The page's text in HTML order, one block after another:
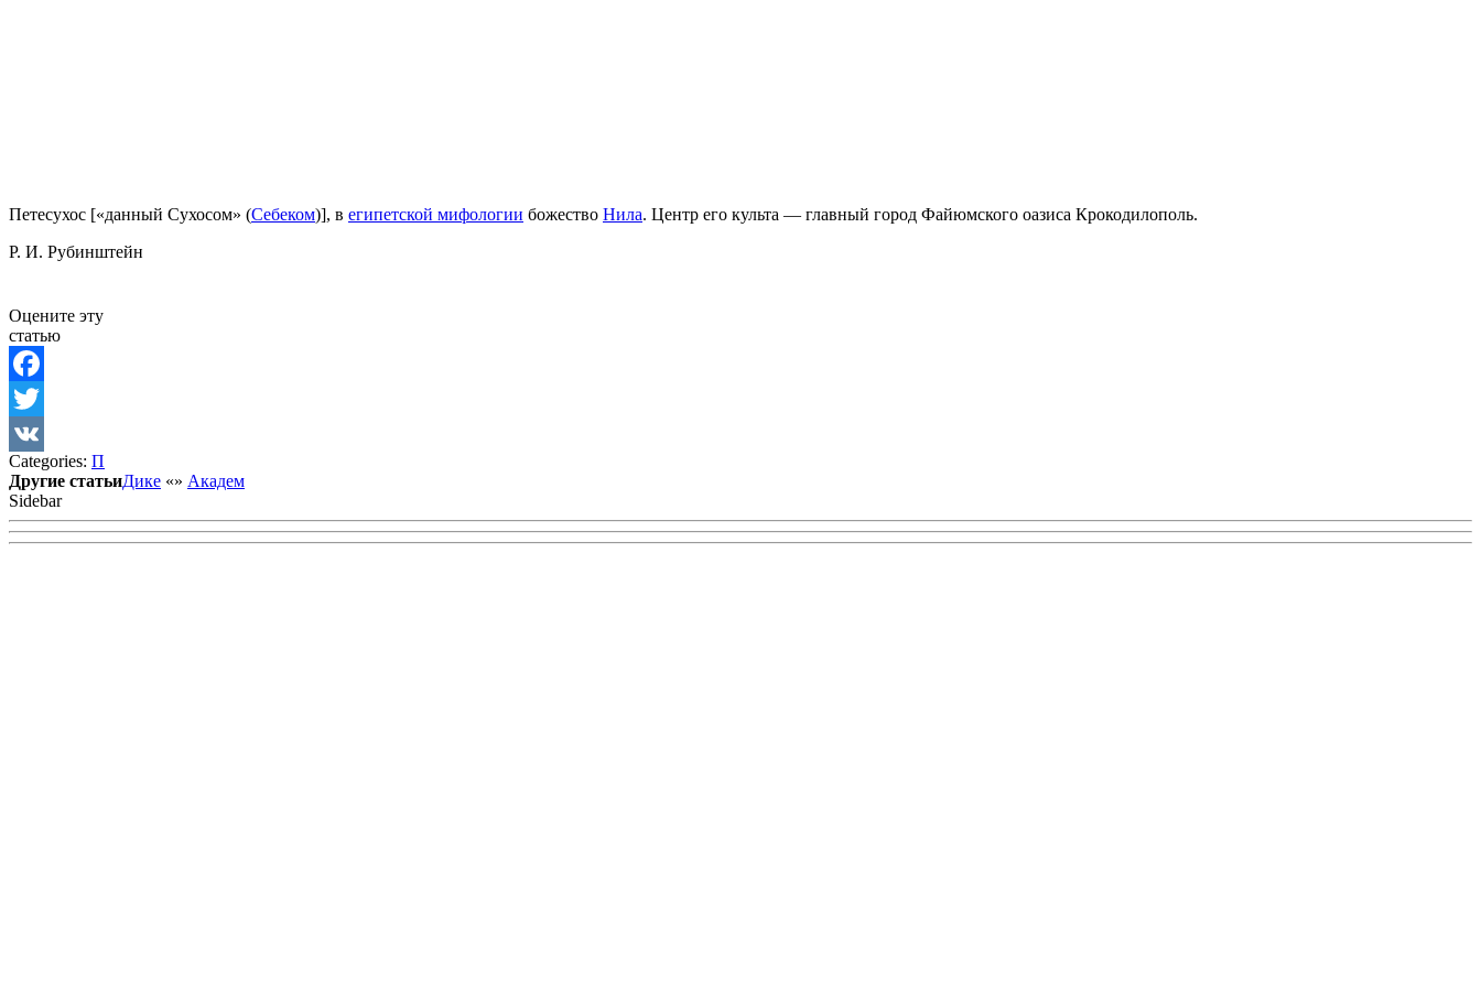
Петесухос [«данный Сухосом» (Себеком)], в египетской мифологии божество Нила. Центр его культа — главный город Файюмского оазиса Крокодилополь.
Р. И. Рубинштейн
Оцените эту
статью
Facebook
Twitter
VK
Categories: П
Другие статьиДике «» Академ
Sidebar